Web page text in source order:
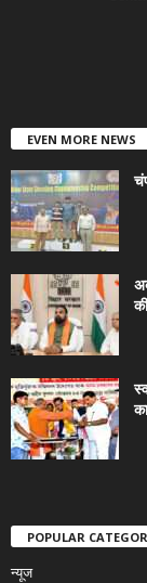
EVEN MORE NEWS
POPULAR
न्यूज